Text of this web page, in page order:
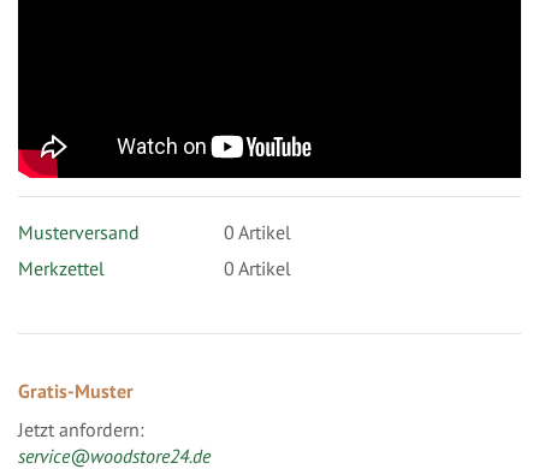
Musterversand 0 Artikel
Merkzettel
0 Artikel
Gratis-Muster
Jetzt anfordern:
service@woodstore24.de